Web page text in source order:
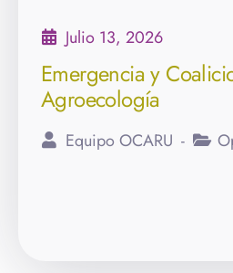
Julio 13, 2026
Emergencia y
Agroecología
Equipo OCARU